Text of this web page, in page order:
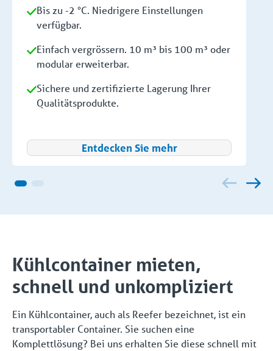
Bis zu -2 °C. Niedrigere Einstellungen
verfügbar.
Einfach vergrössern. 10 m³ bis 100 m³ oder
modular erweiterbar.
Sichere und zertifizierte Lagerung Ihrer
Qualitätsprodukte.
Entdecken Sie mehr
Kühlcontainer mieten,
schnell und unkompliziert
Ein Kühlcontainer, auch als Reefer bezeichnet, ist ein
transportabler Container. Sie suchen eine
Komplettlösung? Bei uns erhalten Sie diese schnell mit